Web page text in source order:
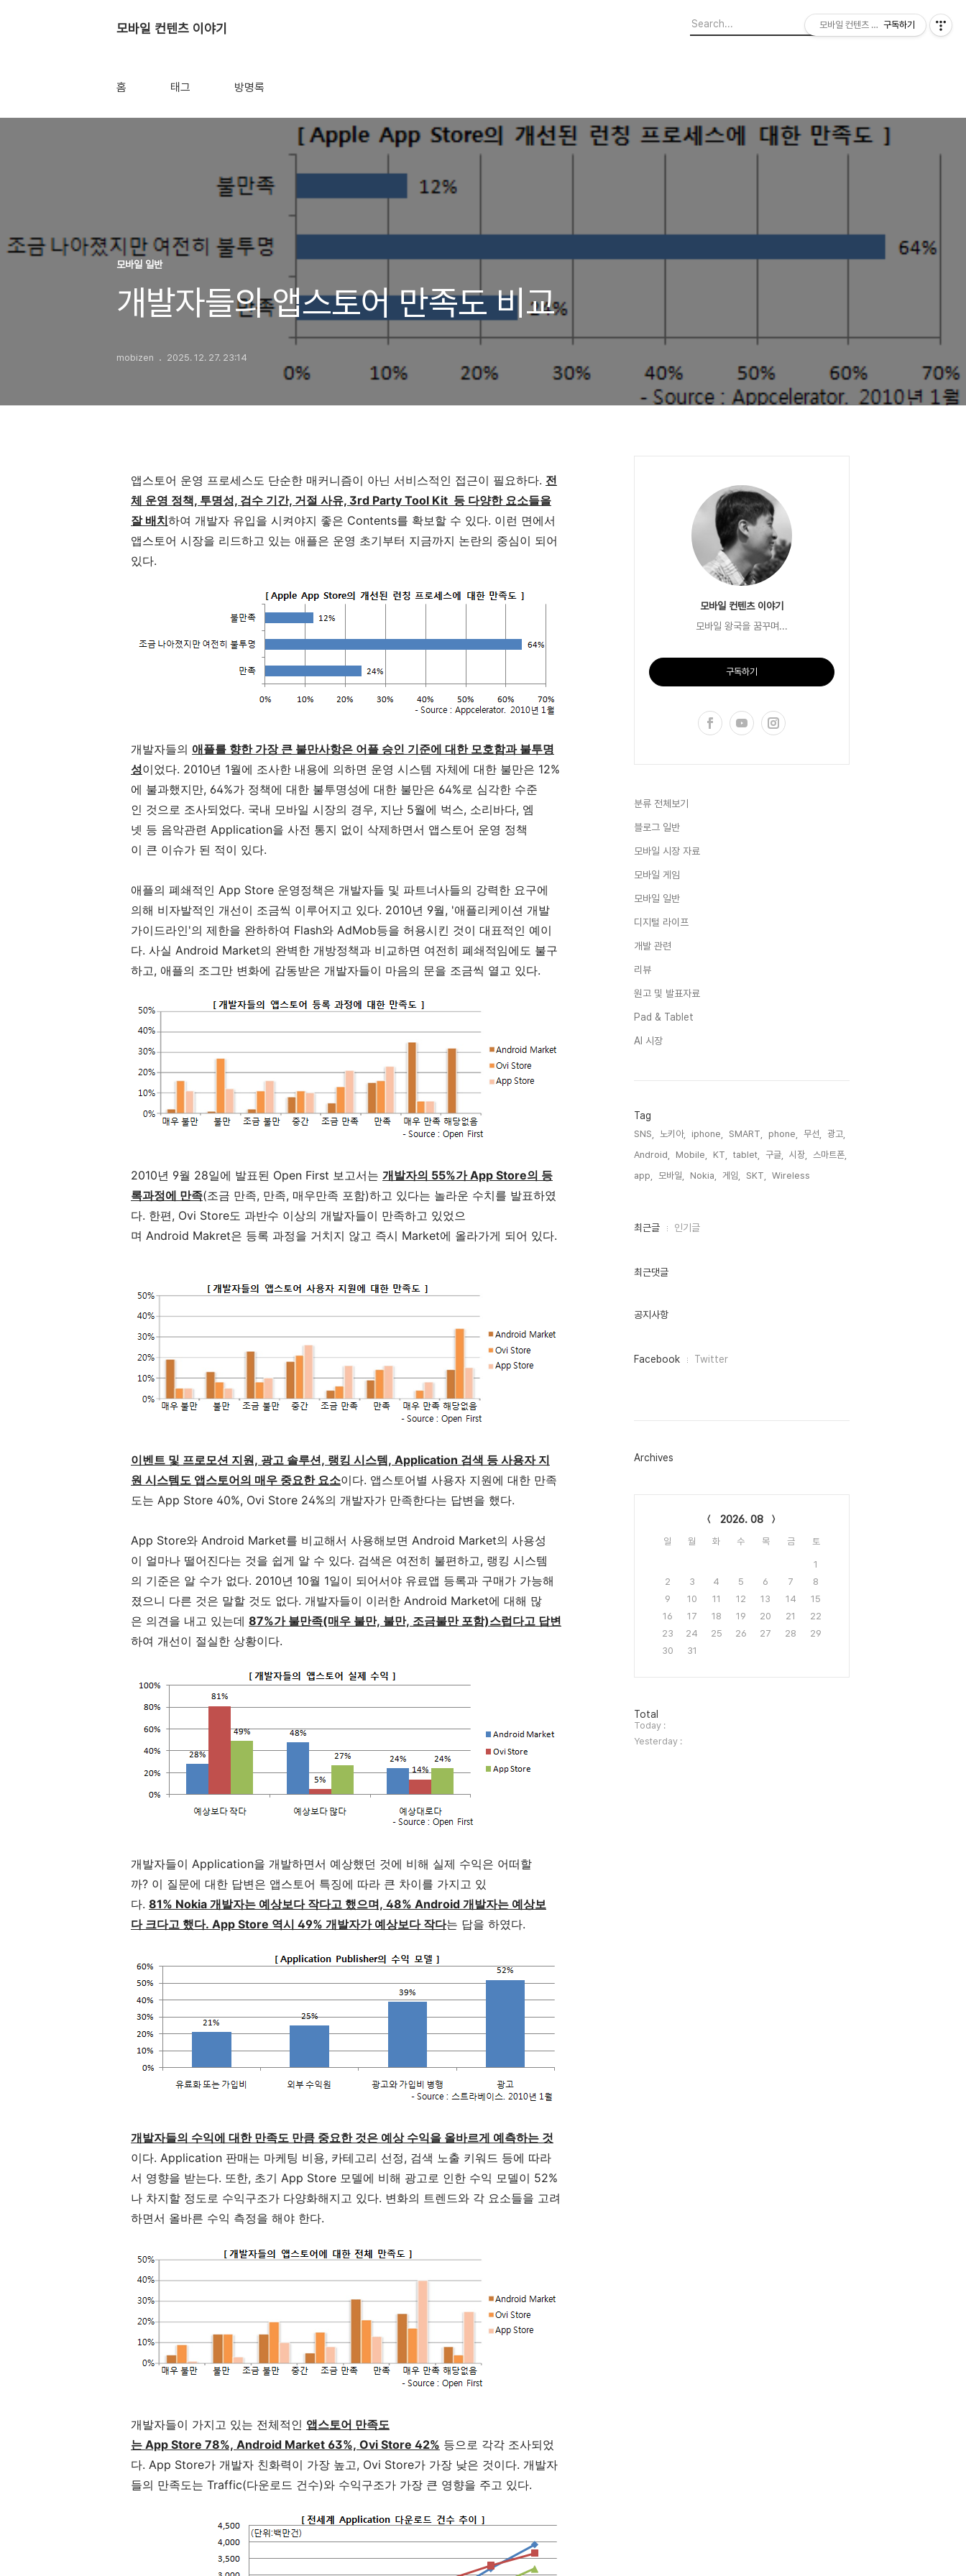
모바일 컨텐츠 이야기
홈 태그 방명록
모바일 일반
개발자들의 앱스토어 만족도 비교
mobizen 2025. 12. 27. 23:14
앱스토어 운영 프로세스도 단순한 매커니즘이 아닌 서비스적인 접근이 필요하다. 전
체 운영 정책, 투명성, 검수 기간, 거절 사유, 3rd Party Tool Kit 등 다양한 요소들을
잘 배치하여 개발자 유입을 시켜야지 좋은 Contents를 확보할 수 있다. 이런 면에서
앱스토어 시장을 리드하고 있는 애플은 운영 초기부터 지금까지 논란의 중심이 되어
있다.
개발자들의 애플를 향한 가장 큰 불만사항은 어플 승인 기준에 대한 모호함과 불투명
성이었다. 2010년 1월에 조사한 내용에 의하면 운영 시스템 자체에 대한 불만은 12%
에 불과했지만, 64%가 정책에 대한 불투명성에 대한 불만은 64%로 심각한 수준
인 것으로 조사되었다. 국내 모바일 시장의 경우, 지난 5월에 벅스, 소리바다, 엠
넷 등 음악관련 Application을 사전 통지 없이 삭제하면서 앱스토어 운영 정책
이 큰 이슈가 된 적이 있다.
애플의 폐쇄적인 App Store 운영정책은 개발자들 및 파트너사들의 강력한 요구에
의해 비자발적인 개선이 조금씩 이루어지고 있다. 2010년 9월, '애플리케이션 개발
가이드라인'의 제한을 완하하여 Flash와 AdMob등을 허용시킨 것이 대표적인 예이
다. 사실 Android Market의 완벽한 개방정책과 비교하면 여전히 폐쇄적임에도 불구
하고, 애플의 조그만 변화에 감동받은 개발자들이 마음의 문을 조금씩 열고 있다.
2010년 9월 28일에 발표된 Open First 보고서는 개발자의 55%가 App Store의 등
록과정에 만족(조금 만족, 만족, 매우만족 포함)하고 있다는 놀라운 수치를 발표하였
다. 한편, Ovi Store도 과반수 이상의 개발자들이 만족하고 있었으
며 Android Makret은 등록 과정을 거치지 않고 즉시 Market에 올라가게 되어 있다.
이벤트 및 프로모션 지원, 광고 솔루션, 랭킹 시스템, Application 검색 등 사용자 지
원 시스템도 앱스토어의 매우 중요한 요소이다. 앱스토어별 사용자 지원에 대한 만족
도는 App Store 40%, Ovi Store 24%의 개발자가 만족한다는 답변을 했다.
App Store와 Android Market를 비교해서 사용해보면 Android Market의 사용성
이 얼마나 떨어진다는 것을 쉽게 알 수 있다. 검색은 여전히 불편하고, 랭킹 시스템
의 기준은 알 수가 없다. 2010년 10월 1일이 되어서야 유료앱 등록과 구매가 가능해
졌으니 다른 것은 말할 것도 없다. 개발자들이 이러한 Android Market에 대해 많
은 의견을 내고 있는데 87%가 불만족(매우 불만, 불만, 조금불만 포함)스럽다고 답변
하여 개선이 절실한 상황이다.
개발자들이 Application을 개발하면서 예상했던 것에 비해 실제 수익은 어떠할
까? 이 질문에 대한 답변은 앱스토어 특징에 따라 큰 차이를 가지고 있
다. 81% Nokia 개발자는 예상보다 작다고 했으며, 48% Android 개발자는 예상보
다 크다고 했다. App Store 역시 49% 개발자가 예상보다 작다는 답을 하였다.
개발자들의 수익에 대한 만족도 만큼 중요한 것은 예상 수익을 올바르게 예측하는 것
이다. Application 판매는 마케팅 비용, 카테고리 선정, 검색 노출 키워드 등에 따라
서 영향을 받는다. 또한, 초기 App Store 모델에 비해 광고로 인한 수익 모델이 52%
나 차지할 정도로 수익구조가 다양화해지고 있다. 변화의 트렌드와 각 요소들을 고려
하면서 올바른 수익 측정을 해야 한다.
개발자들이 가지고 있는 전체적인 앱스토어 만족도
는 App Store 78%, Android Market 63%, Ovi Store 42% 등으로 각각 조사되었
다. App Store가 개발자 친화력이 가장 높고, Ovi Store가 가장 낮은 것이다. 개발자
들의 만족도는 Traffic(다운로드 건수)와 수익구조가 가장 큰 영향을 주고 있다.
모바일 컨텐츠 이야기
모바일 왕국을 꿈꾸며...
구독하기
분류 전체보기
블로그 일반
모바일 시장 자료
모바일 게임
모바일 일반
디지털 라이프
개발 관련
리뷰
원고 및 발표자료
Pad & Tablet
AI 시장
Tag
SNS, 노키아, iphone, SMART, phone, 무선,
광고,
Android,
Mobile, KT, tablet, 구글, 시장,
스마트폰,
app,
모바일, Nokia, 게임, SKT, Wireless,
최
인
최근글 인기글
최근댓글
공지사항
페
그
Facebook Twitter
Archives
2026. 08
일 월 화 수 목 금 토
1
2
3 4 5 6 7
8
9
10 11 12 13 14
15
16
17 18 19 20 21
22
23
24 25 26 27 28
29
30
31
방
문
자
수
Total
Today :
Yesterday :
모바일 컨텐츠 이야기구독하기